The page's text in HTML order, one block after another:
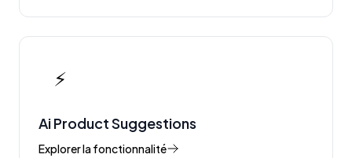
⚡
Ai Product Suggestions
Explorer la fonctionnalité